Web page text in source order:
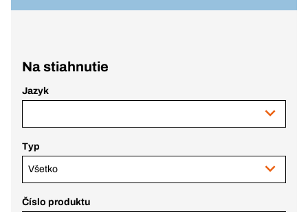
Na stiahnutie
Jazyk
Typ
Všetko
Číslo produktu